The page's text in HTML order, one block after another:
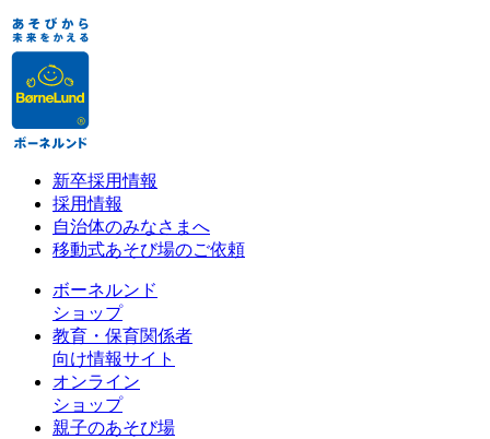
新卒採用情報
採用情報
自治体のみなさまへ
移動式あそび場のご依頼
ボーネルンド
ショップ
教育・保育関係者
向け情報サイト
オンライン
ショップ
親子のあそび場